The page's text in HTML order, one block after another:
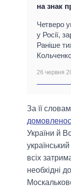
на знак
Четверо
у Росії,
Раніше
26 червня
За її
України й
всіх
необхідні